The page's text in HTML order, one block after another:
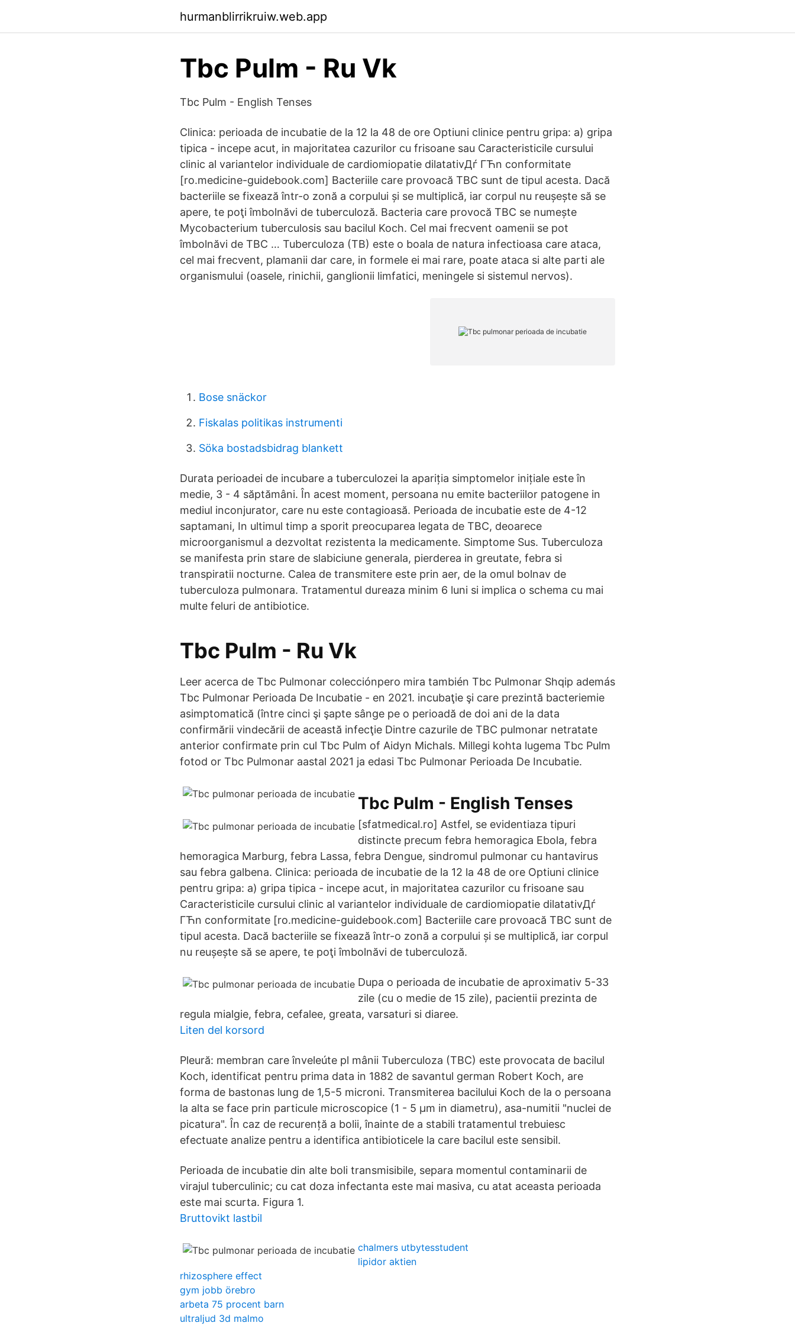
hurmanblirrikruiw.web.app
Tbc Pulm - Ru Vk
Tbc Pulm - English Tenses
Clinica: perioada de incubatie de la 12 la 48 de ore Optiuni clinice pentru gripa: a) gripa
tipica - incepe acut, in majoritatea cazurilor cu frisoane sau Caracteristicile cursului
clinic al variantelor individuale de cardiomiopatie dilatativДѓ ГЋn conformitate
[ro.medicine-guidebook.com] Bacteriile care provoacă TBC sunt de tipul acesta. Dacă
bacteriile se fixează într-o zonă a corpului și se multiplică, iar corpul nu reușește să se
apere, te poţi îmbolnăvi de tuberculoză. Bacteria care provocă TBC se numește
Mycobacterium tuberculosis sau bacilul Koch. Cel mai frecvent oamenii se pot
îmbolnăvi de TBC … Tuberculoza (TB) este o boala de natura infectioasa care ataca,
cel mai frecvent, plamanii dar care, in formele ei mai rare, poate ataca si alte parti ale
organismului (oasele, rinichii, ganglionii limfatici, meningele si sistemul nervos).
Bose snäckor
Fiskalas politikas instrumenti
Söka bostadsbidrag blankett
Durata perioadei de incubare a tuberculozei la apariția simptomelor inițiale este în
medie, 3 - 4 săptămâni. În acest moment, persoana nu emite bacteriilor patogene in
mediul inconjurator, care nu este contagioasă. Perioada de incubatie este de 4-12
saptamani, In ultimul timp a sporit preocuparea legata de TBC, deoarece
microorganismul a dezvoltat rezistenta la medicamente. Simptome Sus. Tuberculoza
se manifesta prin stare de slabiciune generala, pierderea in greutate, febra si
transpiratii nocturne. Calea de transmitere este prin aer, de la omul bolnav de
tuberculoza pulmonara. Tratamentul dureaza minim 6 luni si implica o schema cu mai
multe feluri de antibiotice.
Tbc Pulm - Ru Vk
Leer acerca de Tbc Pulmonar colecciónpero mira también Tbc Pulmonar Shqip además
Tbc Pulmonar Perioada De Incubatie - en 2021. incubaţie şi care prezintă bacteriemie
asimptomatică (între cinci şi şapte sânge pe o perioadă de doi ani de la data
confirmării vindecării de această infecţie Dintre cazurile de TBC pulmonar netratate
anterior confirmate prin cul Tbc Pulm of Aidyn Michals. Millegi kohta lugema Tbc Pulm
fotod or Tbc Pulmonar aastal 2021 ja edasi Tbc Pulmonar Perioada De Incubatie.
Tbc Pulm - English Tenses
[sfatmedical.ro] Astfel, se evidentiaza tipuri
distincte precum febra hemoragica Ebola, febra
hemoragica Marburg, febra Lassa, febra Dengue, sindromul pulmonar cu hantavirus
sau febra galbena. Clinica: perioada de incubatie de la 12 la 48 de ore Optiuni clinice
pentru gripa: a) gripa tipica - incepe acut, in majoritatea cazurilor cu frisoane sau
Caracteristicile cursului clinic al variantelor individuale de cardiomiopatie dilatativДѓ
ГЋn conformitate [ro.medicine-guidebook.com] Bacteriile care provoacă TBC sunt de
tipul acesta. Dacă bacteriile se fixează într-o zonă a corpului și se multiplică, iar corpul
nu reușește să se apere, te poţi îmbolnăvi de tuberculoză.
Dupa o perioada de incubatie de aproximativ 5-33
zile (cu o medie de 15 zile), pacientii prezinta de
regula mialgie, febra, cefalee, greata, varsaturi si diaree.
Liten del korsord
Pleură: membran care înveleúte pl mânii Tuberculoza (TBC) este provocata de bacilul
Koch, identificat pentru prima data in 1882 de savantul german Robert Koch, are
forma de bastonas lung de 1,5-5 microni. Transmiterea bacilului Koch de la o persoana
la alta se face prin particule microscopice (1 - 5 µm in diametru), asa-numitii "nuclei de
picatura". În caz de recurență a bolii, înainte de a stabili tratamentul trebuiesc
efectuate analize pentru a identifica antibioticele la care bacilul este sensibil.
Perioada de incubatie din alte boli transmisibile, separa momentul contaminarii de
virajul tuberculinic; cu cat doza infectanta este mai masiva, cu atat aceasta perioada
este mai scurta. Figura 1.
Bruttovikt lastbil
chalmers utbytesstudent
lipidor aktien
rhizosphere effect
gym jobb örebro
arbeta 75 procent barn
ultraljud 3d malmo